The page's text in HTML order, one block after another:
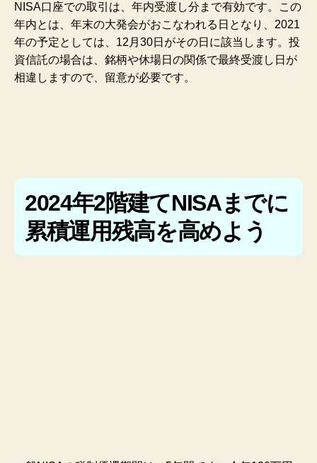
NISA口座での取引は、年内受渡し分まで有効です。この
年内とは、年末の大発会がおこなわれる日となり、2021
年の予定としては、12月30日がその日に該当します。投
資信託の場合は、銘柄や休場日の関係で最終受渡し日が
相違しますので、留意が必要です。
2024年2階建てNISAまでに
累積運用残高を高めよう